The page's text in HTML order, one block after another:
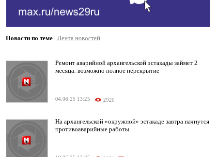
Новости по теме | Лента новостей
Ремонт аварийной архангельской эстакады займет 2
месяца: возможно полное перекрытие
04.06.25 13:25 2920
На архангельской «окружной» эстакаде завтра начнутся
противоаварийные работы